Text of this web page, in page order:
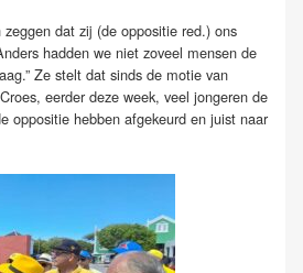
dat zij (de oppositie red.) ons
hadden we niet zoveel mensen de
Ze stelt dat sinds de motie van
eerder deze week, veel jongeren de
oppositie hebben afgekeurd en juist naar